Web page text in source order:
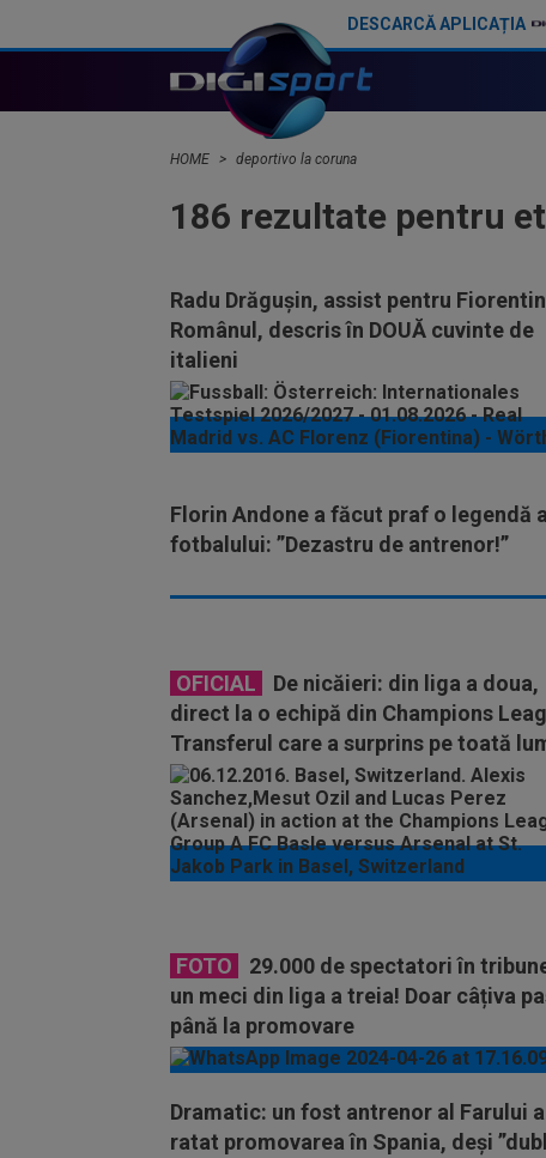
DESCARCĂ APLICAȚIA
HOME deportivo la coruna
186 rezultate pentru
Radu Drăgușin, assist pentru
Românul, descris în DOUĂ cuvinte de
italieni
Florin Andone a făcut praf o legendă a
fotbalului: ”Dezastru de antrenor!”
OFICIAL
De nicăieri: din liga a doua,
direct la o echipă din Champions
Transferul care a surprins pe toată
FOTO
29.000 de spectatori în
un meci din liga a treia! Doar câțiva
până la promovare
Dramatic: un fost antrenor al Farului a
ratat promovarea în Spania, deși